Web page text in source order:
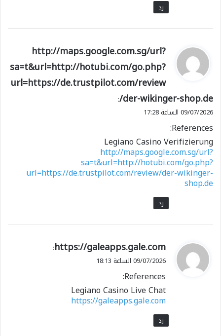
رد
ي
ق
و
ل
http://maps.google.com.sg/url?
sa=t&url=http://hotubi.com/go.php?
url=https://de.trustpilot.com/review
/der-wikinger-shop.de
:
09/07/2026 الساعة 17:28
References:
Legiano Casino Verifizierung
http://maps.google.com.sg/url?
sa=t&url=http://hotubi.com/go.php?
url=https://de.trustpilot.com/review/der-wikinger-
shop.de
رد
ي
ق
ل
https://galeapps.gale.com
:
09/07/2026 الساعة 18:13
References:
Legiano Casino Live Chat
https://galeapps.gale.com
رد